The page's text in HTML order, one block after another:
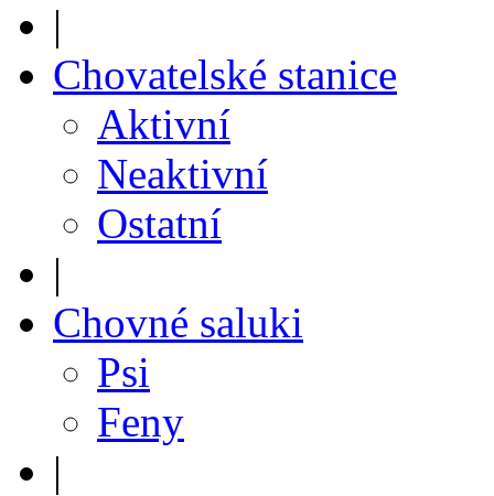
|
Chovatelské stanice
Aktivní
Neaktivní
Ostatní
|
Chovné saluki
Psi
Feny
|